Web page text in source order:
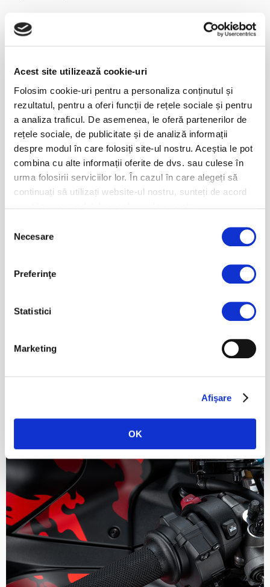
Acest site utilizează cookie-uri
Folosim cookie-uri pentru a personaliza conținutul și
rezultatul, pentru a oferi funcții de rețele sociale și pentru
a analiza traficul. De asemenea, le oferă partenerilor de
rețele sociale, de publicitate și de analiză informații
despre modul în care folosiți site-ul nostru. Aceștia le pot
combina cu alte informații oferite de dvs. sau culese în
urma folosirii serviciilor lor. În cazul în care alegeți să
continuați să utilizați website-ul nostru, sunteți de acord
consimțământului
Necesare
Preferinţe
Statistici
Marketing
Afişare
OK
Semi-ghidoane Racing coborate
si un feedback imbunatatit in timpul condusului pe pista.